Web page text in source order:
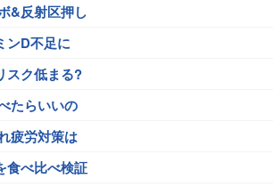
&反射区押し
ンD不足に
スク低まる?
たらいいの
疲労対策は
食べ比べ検証